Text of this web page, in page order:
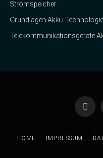
Stromspeicher
Grundlagen Akku-Technologie
Telekommunikationsgeräte
HOME IMPRESSUM